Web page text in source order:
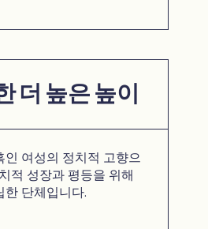
더 높은 높이
여성의 정치적 고향으
적 성장과 평등을 위해
한 단체입니다.